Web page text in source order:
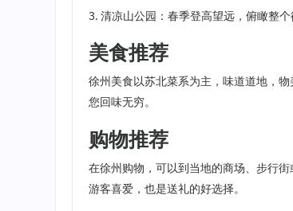
3. 清凉山公园：春季登高望远，俯瞰整
美食推荐
徐州美食以苏北菜系为主，味道道地，
您回味无穷。
购物推荐
在徐州购物，可以到当地的商场、步行
游客喜爱，也是送礼的好选择。